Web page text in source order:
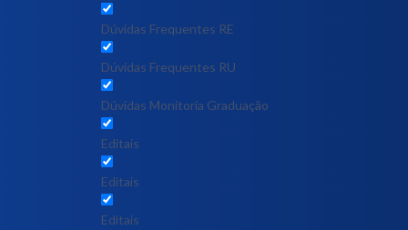
Dúvidas Frequentes RE
Dúvidas Frequentes RU
Dúvidas Monitoria Graduação
Editais
Editais
Editais